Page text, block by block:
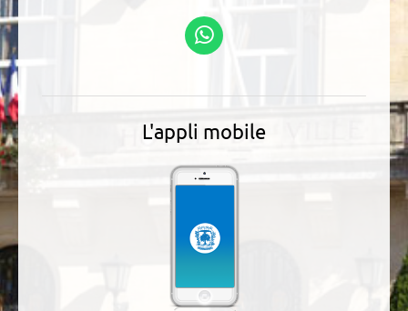
L'appli mobile